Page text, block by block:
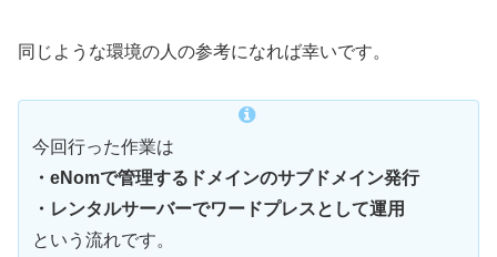
同じような環境の人の参考になれば幸いです。
今回行った作業は
・eNomで管理するドメインのサブドメイン発行
・レンタルサーバーでワードプレスとして運用
という流れです。